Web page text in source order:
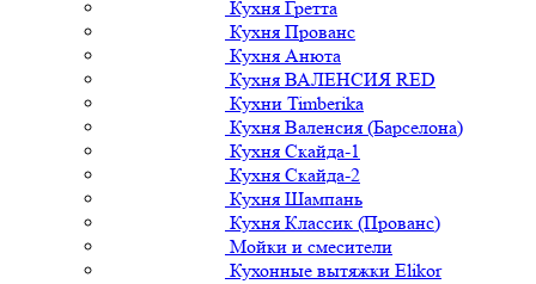
Кухня Гретта
Кухня Прованс
Кухня Анюта
Кухня ВАЛЕНСИЯ RED
Кухни Timberika
Кухня Валенсия (Барселона)
Кухня Скайда-1
Кухня Скайда-2
Кухня Шампань
Кухня Классик (Прованс)
Мойки и смесители
Кухонные вытяжки Elikor